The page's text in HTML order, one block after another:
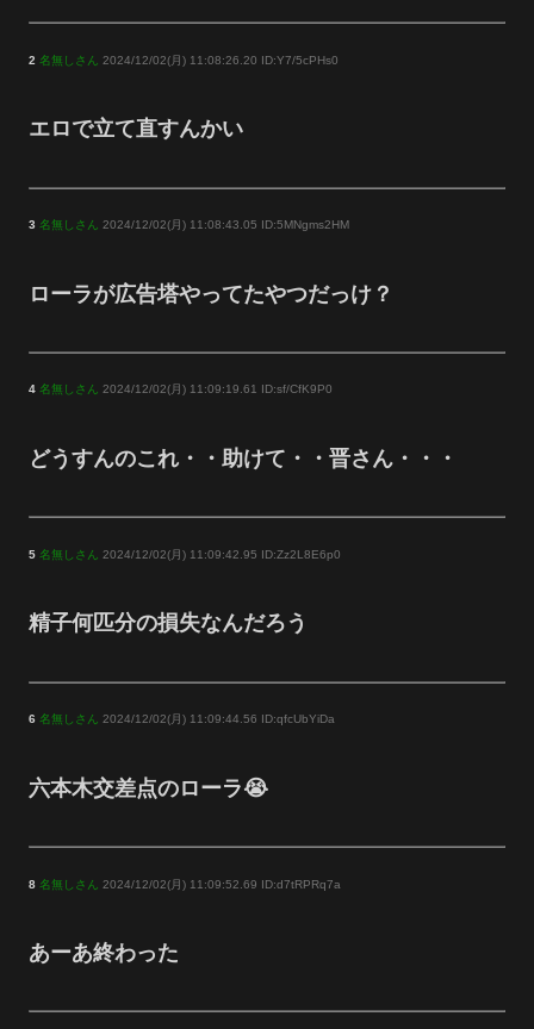
2 名無しさん 2024/12/02(月) 11:08:26.20 ID:Y7/5cPHs0
エロで立て直すんかい
3 名無しさん 2024/12/02(月) 11:08:43.05 ID:5MNgms2HM
ローラが広告塔やってたやつだっけ？
4 名無しさん 2024/12/02(月) 11:09:19.61 ID:sf/CfK9P0
どうすんのこれ・・助けて・・晋さん・・・
5 名無しさん 2024/12/02(月) 11:09:42.95 ID:Zz2L8E6p0
精子何匹分の損失なんだろう
6 名無しさん 2024/12/02(月) 11:09:44.56 ID:qfcUbYiDa
六本木交差点のローラ😭
8 名無しさん 2024/12/02(月) 11:09:52.69 ID:d7tRPRq7a
あーあ終わった